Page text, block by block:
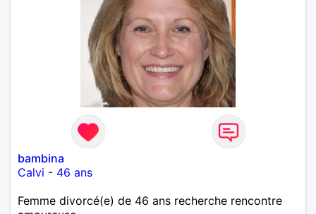
bambina
Calvi - 46 ans
Femme divorcé(e) de 46 ans recherche rencontre